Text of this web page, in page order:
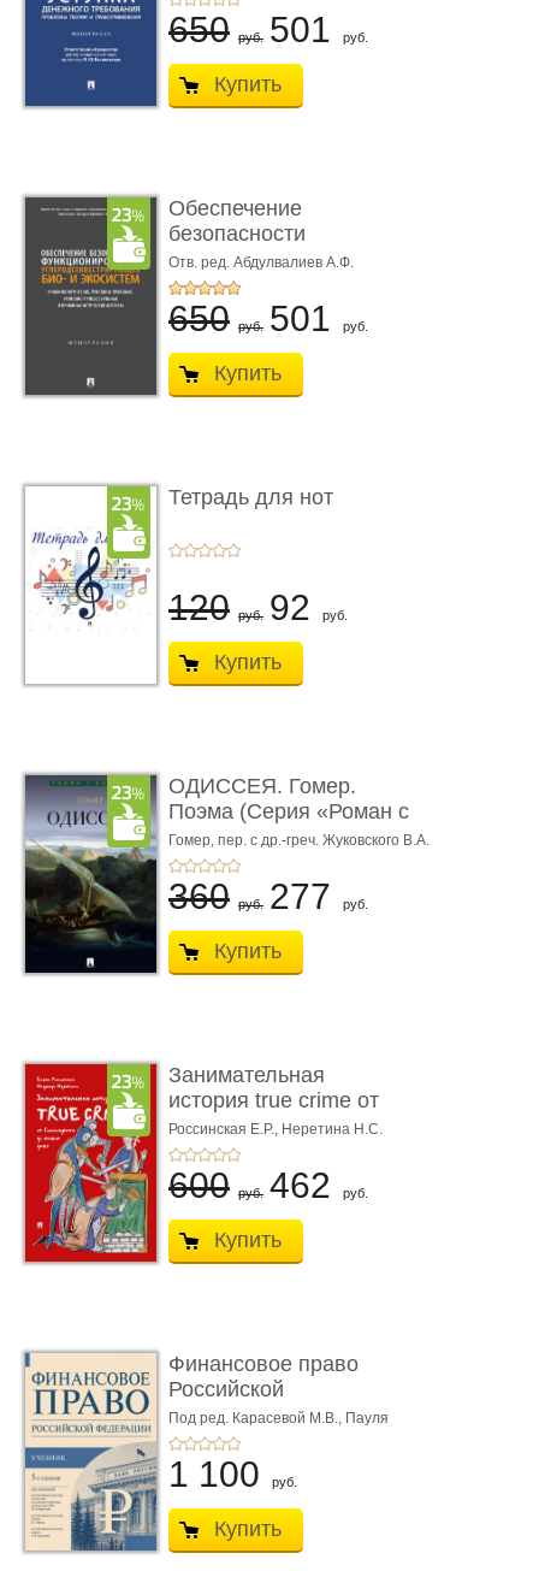
650 руб. 501 руб.
Купить
Обеспечение
безопасности
функционирования уг
...
Отв. ред. Абдулвалиев А.Ф.
650 руб. 501 руб.
Купить
Тетрадь для нот
120 руб. 92 руб.
Купить
ОДИССЕЯ. Гомер.
Поэма (Серия «Роман с
книгой»)
Гомер, пер. с др.-греч. Жуковского В.А.
360 руб. 277 руб.
Купить
Занимательная
история true crime от
Гиппократа до � ...
Россинская Е.Р., Неретина Н.С.
600 руб. 462 руб.
Купить
Финансовое право
Российской
Федерации. 5-е изд�
...
Под ред. Карасевой М.В., Пауля
А.Г., Красюкова А.В.
1 100 руб.
Купить